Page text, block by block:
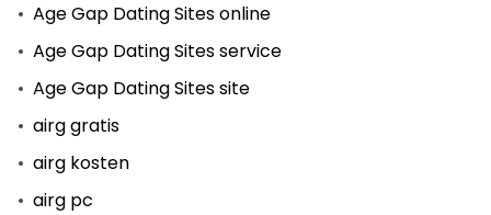
Age Gap Dating Sites online
Age Gap Dating Sites service
Age Gap Dating Sites site
airg gratis
airg kosten
airg pc